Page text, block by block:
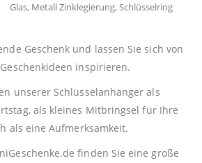
Metall Zinklegierung, Schlüsselring
Geschenk und lassen Sie sich von
inspirieren.
unserer Schlüsselanhänger als
als kleines Mitbringsel für Ihre
als eine Aufmerksamkeit.
finden Sie eine große